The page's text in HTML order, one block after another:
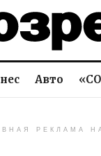
Авто
РЕКЛАМА НА